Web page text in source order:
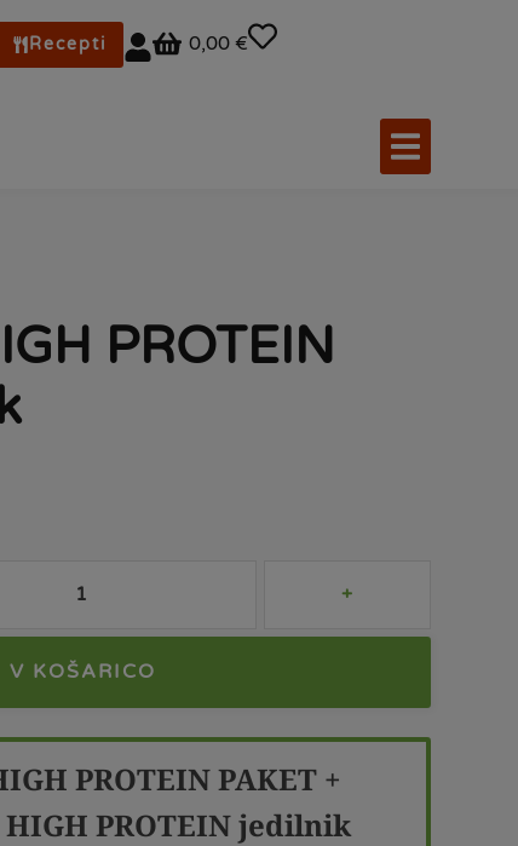
Recepti 0,00 €
PROTEIN
V KOŠARICO
PROTEIN PAKET +
PROTEIN jedilnik